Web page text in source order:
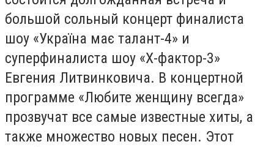
большой сольный концерт финалиста
шоу «Україна має талант-4» и
суперфиналиста шоу «Х-фактор-3»
Евгения Литвинковича. В концертной
программе «Любите женщину всегда»
прозвучат все самые известные хиты, а
также множество новых песен. Этот